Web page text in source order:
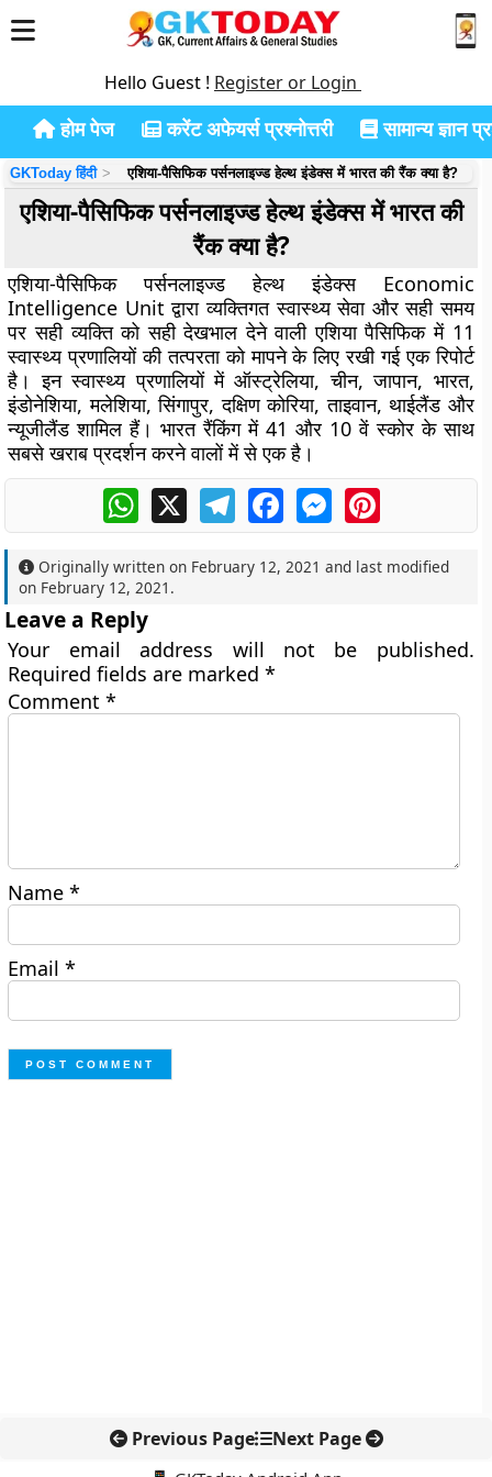
Hello Guest ! Register or Login
होम पेज करेंट अफेयर्स प्रश्नोत्तरी सामान्य ज्ञान
GKToday हिंदी एशिया-पैसिफिक पर्सनलाइज्ड हेल्थ इंडेक्स में भारत की रैंक क्या है?
एशिया-पैसिफिक पर्सनलाइज्ड हेल्थ इंडेक्स में भारत की
रैंक क्या है?
एशिया-पैसिफिक पर्सनलाइज्ड हेल्थ इंडेक्स Economic
Intelligence Unit द्वारा व्यक्तिगत स्वास्थ्य सेवा और सही समय
पर सही व्यक्ति को सही देखभाल देने वाली एशिया पैसिफिक में 11
स्वास्थ्य प्रणालियों की तत्परता को मापने के लिए रखी गई एक रिपोर्ट
है। इन स्वास्थ्य प्रणालियों में ऑस्ट्रेलिया, चीन, जापान, भारत,
इंडोनेशिया, मलेशिया, सिंगापुर, दक्षिण कोरिया, ताइवान, थाईलैंड और
न्यूजीलैंड शामिल हैं। भारत रैंकिंग में 41 और 10 वें स्कोर के साथ
सबसे खराब प्रदर्शन करने वालों में से एक है।
WhatsApp
X TelegramFacebookMessengerPinterest
Originally written on February 12, 2021 and last modified
on February 12, 2021 .
Leave a Reply
Your email address will not be published.
Required fields are marked*
Comment*
Name*
Email*
Previous Page Next Page